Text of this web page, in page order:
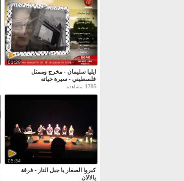
01:29
ايليا سليمان - مخرج وممثل
فلسطيني - سيرة حياته
1785 مشاهدة
05:34
كبروا الصغار يا جبل النار - فرقة
يالالان